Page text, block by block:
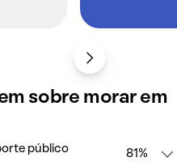
sobre morar em
público 81%